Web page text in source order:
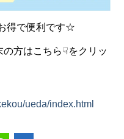
得で便利です☆
方はこちら☟をクリッ
ueda/index.html